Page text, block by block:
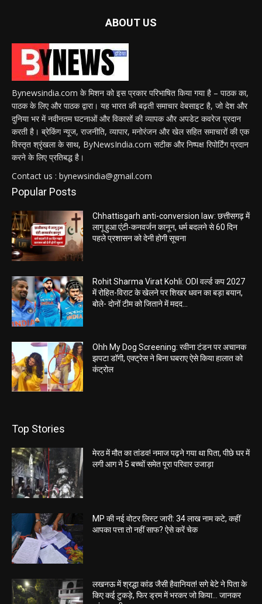
ABOUT US
Bynewsindia.com के मिशन को इस प्रकार परिभाषित किया गया है – पाठक का,
पाठक के लिए और पाठक द्वारा। यह भारत की बढ़ती समाचार वेबसाइट है, जो देश और
दुनिया भर में नवीनतम घटनाओं और विकासों की व्यापक और अपडेट कवरेज प्रदान
करती है। ब्रेकिंग न्यूज, राजनीति, व्यापार, मनोरंजन और खेल सहित समाचारों की एक
विस्तृत श्रृंखला के साथ, ByNewsIndia.com सटीक और निष्पक्ष रिपोर्टिंग प्रदान
करने के लिए प्रतिबद्ध है।
Contact us : bynewsindia@gmail.com
Popular Posts
Chhattisgarh anti-conversion law: छत्तीसगढ़ में
लागू हुआ एंटी-कनवर्जन कानून, धर्म बदलने से 60 दिन
पहले प्रशासन को देनी होगी सूचना
Rohit Sharma Virat Kohli: ODI वर्ल्ड कप 2027
में रोहित-विराट के खेलने पर शिखर धवन का बड़ा बयान,
बोले- दोनों टीम को जिताने में मदद...
Ohh My Dog Screening: रवीना टंडन पर अचानक
झपटा डॉगी, एक्ट्रेस ने बिना घबराए ऐसे किया हालात को
कंट्रोल
Top Stories
मेरठ में मौत का तांडव! नमाज पढ़ने गया था पिता, पीछे घर में
लगी आग ने 5 बच्चों समेत पूरा परिवार उजाड़ा
MP की नई वोटर लिस्ट जारी: 34 लाख नाम कटे, कहीं
आपका पत्ता तो नहीं साफ? ऐसे करें चेक
लखनऊ में श्रद्धा कांड जैसी हैवानियत! सगे बेटे ने पिता के
किए कई टुकड़े, फिर ड्रम में भरकर जो किया… जानकर